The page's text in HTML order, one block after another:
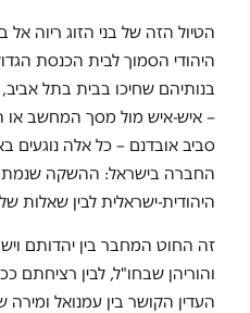
הטיול הזה של בני הזוג ריוה אל
היהודי הסמוך לבית הכנסת
בנותיהם שחיכו בבית בתל
– איש-איש מול מסך המחשב או
סביב אובדנם – כל אלה
החברה בישראל: ההשקה
היהודית-ישראלית לבין שאלות
זה החוט המחבר בין יהדותם
והוריהן שבחו"ל, לבין רציחתם
העדין הקושר בין עמנואל ומירה